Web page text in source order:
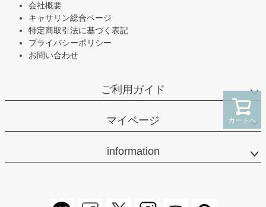
カートへ
会社概要
キャサリン総合ページ
特定商取引法に基づく表記
プライバシーポリシー
お問い合わせ
ご利用ガイド
マイページ
information